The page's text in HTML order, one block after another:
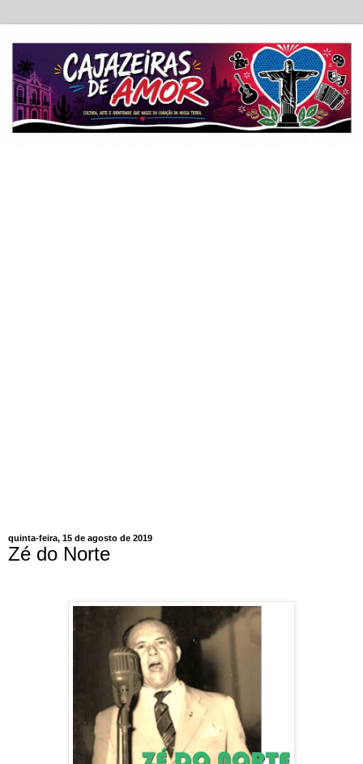
quinta-feira, 15 de agosto de 2019
Zé do Norte